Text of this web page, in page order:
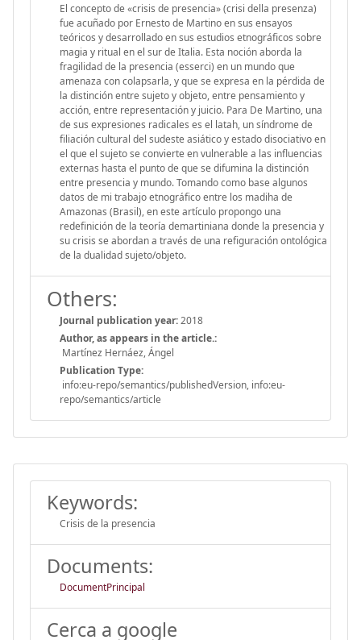
El concepto de «crisis de presencia» (crisi della presenza)
fue acuñado por Ernesto de Martino en sus ensayos
teóricos y desarrollado en sus estudios etnográficos sobre
magia y ritual en el sur de Italia. Esta noción aborda la
fragilidad de la presencia (esserci) en un mundo que
amenaza con colapsarla, y que se expresa en la pérdida de
la distinción entre sujeto y objeto, entre pensamiento y
acción, entre representación y juicio. Para De Martino, una
de sus expresiones radicales es el latah, un síndrome de
filiación cultural del sudeste asiático y estado disociativo en
el que el sujeto se convierte en vulnerable a las influencias
externas hasta el punto de que se difumina la distinción
entre presencia y mundo. Tomando como base algunos
datos de mi trabajo etnográfico entre los madiha de
Amazonas (Brasil), en este artículo propongo una
redefinición de la teoría demartiniana donde la presencia y
su crisis se abordan a través de una refiguración ontológica
de la dualidad sujeto/objeto.
Others:
Journal publication year:2018
Author, as appears in the article.:
Martínez Hernáez, Ángel
Publication Type:
info:eu-repo/semantics/publishedVersion, info:eu-
repo/semantics/article
Keywords:
Crisis de la presencia
Documents:
DocumentPrincipal
Cerca a google